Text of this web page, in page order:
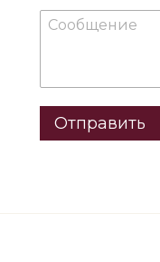
Отправить